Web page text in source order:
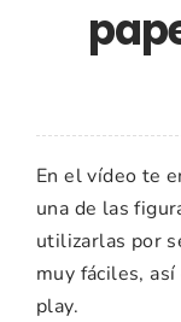
En el vídeo te
una de las
utilizarlas por
muy fáciles,
play.